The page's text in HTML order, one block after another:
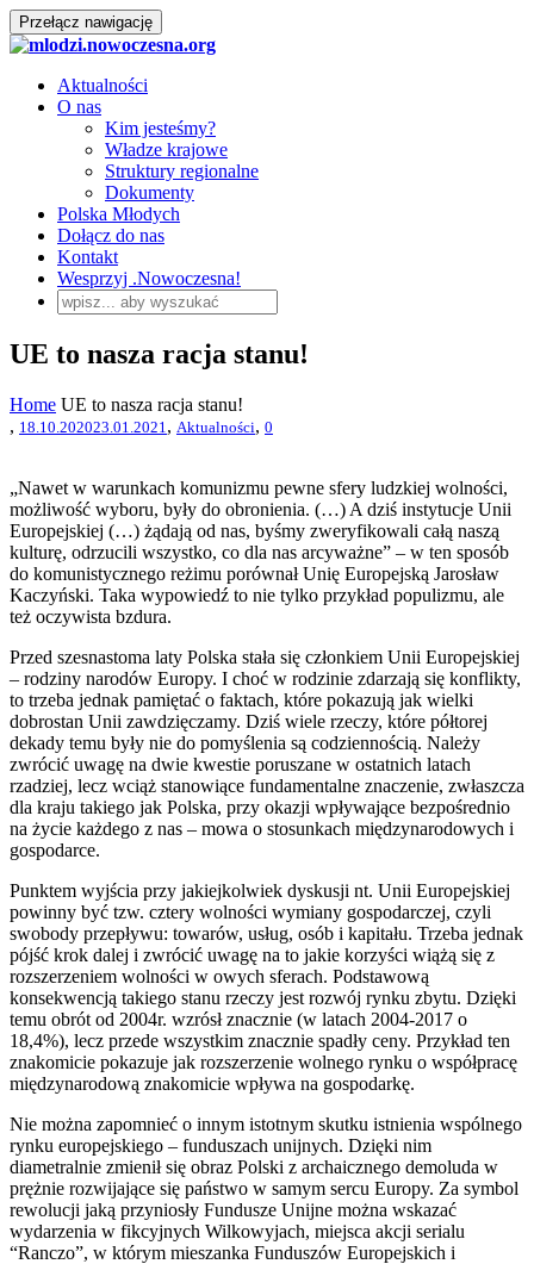
Przełącz nawigację
Aktualności
O nas
Kim jesteśmy?
Władze krajowe
Struktury regionalne
Dokumenty
Polska Młodych
Dołącz do nas
Kontakt
Wesprzyj .Nowoczesna!
UE to nasza racja stanu!
Home UE to nasza racja stanu!
, 18.10.202023.01.2021 , Aktualności, 0
„Nawet w warunkach komunizmu pewne sfery ludzkiej wolności,
możliwość wyboru, były do obronienia. (…) A dziś instytucje Unii
Europejskiej (…) żądają od nas, byśmy zweryfikowali całą naszą
kulturę, odrzucili wszystko, co dla nas arcyważne” – w ten sposób
do komunistycznego reżimu porównał Unię Europejską Jarosław
Kaczyński. Taka wypowiedź to nie tylko przykład populizmu, ale
też oczywista bzdura.
Przed szesnastoma laty Polska stała się członkiem Unii Europejskiej
– rodziny narodów Europy. I choć w rodzinie zdarzają się konflikty,
to trzeba jednak pamiętać o faktach, które pokazują jak wielki
dobrostan Unii zawdzięczamy. Dziś wiele rzeczy, które półtorej
dekady temu były nie do pomyślenia są codziennością. Należy
zwrócić uwagę na dwie kwestie poruszane w ostatnich latach
rzadziej, lecz wciąż stanowiące fundamentalne znaczenie, zwłaszcza
dla kraju takiego jak Polska, przy okazji wpływające bezpośrednio
na życie każdego z nas – mowa o stosunkach międzynarodowych i
gospodarce.
Punktem wyjścia przy jakiejkolwiek dyskusji nt. Unii Europejskiej
powinny być tzw. cztery wolności wymiany gospodarczej, czyli
swobody przepływu: towarów, usług, osób i kapitału. Trzeba jednak
pójść krok dalej i zwrócić uwagę na to jakie korzyści wiążą się z
rozszerzeniem wolności w owych sferach. Podstawową
konsekwencją takiego stanu rzeczy jest rozwój rynku zbytu. Dzięki
temu obrót od 2004r. wzrósł znacznie (w latach 2004-2017 o
18,4%), lecz przede wszystkim znacznie spadły ceny. Przykład ten
znakomicie pokazuje jak rozszerzenie wolnego rynku o współpracę
międzynarodową znakomicie wpływa na gospodarkę.
Nie można zapomnieć o innym istotnym skutku istnienia wspólnego
rynku europejskiego – funduszach unijnych. Dzięki nim
diametralnie zmienił się obraz Polski z archaicznego demoluda w
prężnie rozwijające się państwo w samym sercu Europy. Za symbol
rewolucji jaką przyniosły Fundusze Unijne można wskazać
wydarzenia w fikcyjnych Wilkowyjach, miejsca akcji serialu
“Ranczo”, w którym mieszanka Funduszów Europejskich i